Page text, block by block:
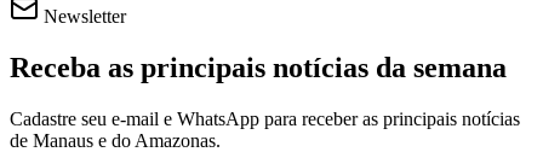
Newsletter
Receba as principais notícias da semana
Cadastre seu e-mail e WhatsApp para receber as principais notícias
de Manaus e do Amazonas.